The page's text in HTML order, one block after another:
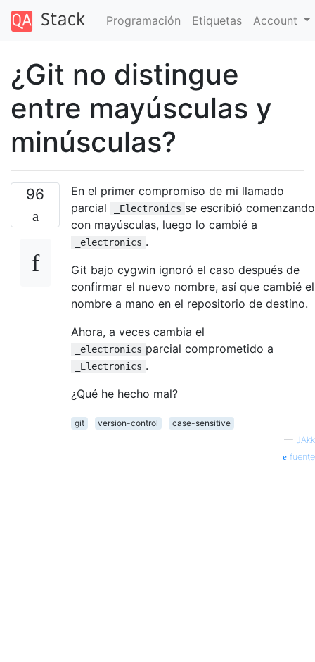
Programación Etiquetas Account
¿Git no distingue
entre mayúsculas y
minúsculas?
96
En el primer compromiso de mi llamado
parcial
_Electronics se escribió comenzando
con mayúsculas, luego lo cambié a
_electronics .
Git bajo cygwin ignoró el caso después de
confirmar el nuevo nombre, así que cambié el
nombre a mano en el repositorio de destino.
Ahora, a veces cambia el
_electronics parcial comprometido a
_Electronics .
¿Qué he hecho mal?
git version-control
case-sensitive
— JAkk
fuente